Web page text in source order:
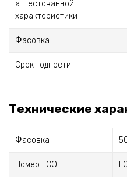
аттестованной
характеристики
Фасовка
Срок годности
Технические
Фасовка
Номер ГСО